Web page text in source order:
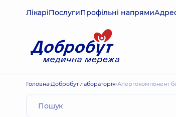
ЛікаріПослугиПрофільні напрями
Головна Добробут лабораторія Алергокомпонент